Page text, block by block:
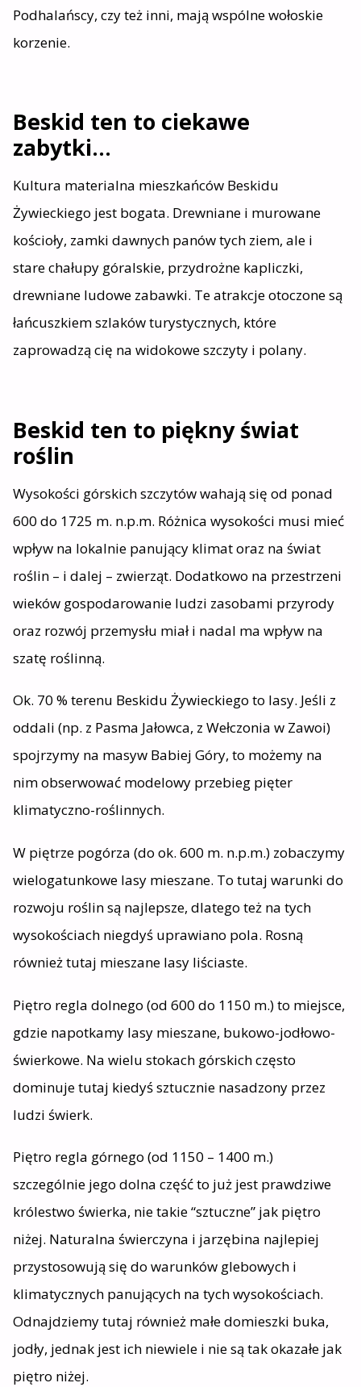
Podhalańscy, czy też inni, mają wspólne wołoskie
korzenie.
Beskid ten to ciekawe
zabytki…
Kultura materialna mieszkańców Beskidu
Żywieckiego jest bogata. Drewniane i murowane
kościoły, zamki dawnych panów tych ziem, ale i
stare chałupy góralskie, przydrożne kapliczki,
drewniane ludowe zabawki. Te atrakcje otoczone są
łańcuszkiem szlaków turystycznych, które
zaprowadzą cię na widokowe szczyty i polany.
Beskid ten to piękny świat
roślin
Wysokości górskich szczytów wahają się od ponad
600 do 1725 m. n.p.m. Różnica wysokości musi mieć
wpływ na lokalnie panujący klimat oraz na świat
roślin – i dalej – zwierząt. Dodatkowo na przestrzeni
wieków gospodarowanie ludzi zasobami przyrody
oraz rozwój przemysłu miał i nadal ma wpływ na
szatę roślinną.
Ok. 70 % terenu Beskidu Żywieckiego to lasy. Jeśli z
oddali (np. z Pasma Jałowca, z Wełczonia w Zawoi)
spojrzymy na masyw Babiej Góry, to możemy na
nim obserwować modelowy przebieg pięter
klimatyczno-roślinnych.
W piętrze pogórza (do ok. 600 m. n.p.m.) zobaczymy
wielogatunkowe lasy mieszane. To tutaj warunki do
rozwoju roślin są najlepsze, dlatego też na tych
wysokościach niegdyś uprawiano pola. Rosną
również tutaj mieszane lasy liściaste.
Piętro regla dolnego (od 600 do 1150 m.) to miejsce,
gdzie napotkamy lasy mieszane, bukowo-jodłowo-
świerkowe. Na wielu stokach górskich często
dominuje tutaj kiedyś sztucznie nasadzony przez
ludzi świerk.
Piętro regla górnego (od 1150 – 1400 m.)
szczególnie jego dolna część to już jest prawdziwe
królestwo świerka, nie takie “sztuczne” jak piętro
niżej. Naturalna świerczyna i jarzębina najlepiej
przystosowują się do warunków glebowych i
klimatycznych panujących na tych wysokościach.
Odnajdziemy tutaj również małe domieszki buka,
jodły, jednak jest ich niewiele i nie są tak okazałe jak
piętro niżej.